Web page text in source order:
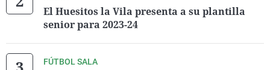
El Huesitos la Vila presenta a su plantilla
senior para 2023-24
FÚTBOL SALA